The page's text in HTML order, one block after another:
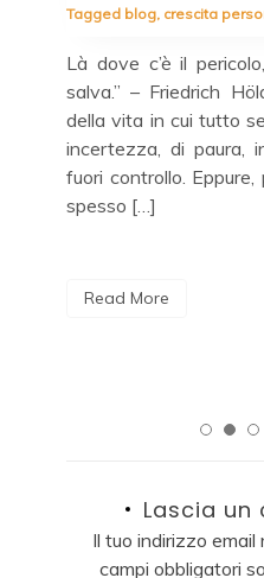
Tagged blog, crescita
Là dove c’è il
salva.” – Friedrich
della vita in cui tutto
incertezza, di paura,
fuori controllo. Eppure,
spesso […]
Read More
Lascia un
Il tuo indirizzo email
campi obbligatori